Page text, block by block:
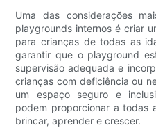
Uma das considerações
playgrounds internos é criar
para crianças de todas as
garantir que o playground
supervisão adequada e
crianças com deficiência ou
um espaço seguro e
podem proporcionar a todas
brincar, aprender e crescer.